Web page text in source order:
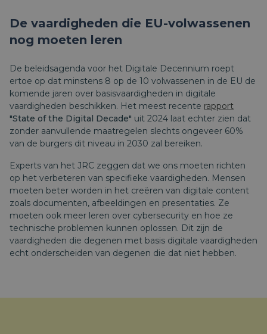
De vaardigheden die EU-volwassenen
nog moeten leren
De beleidsagenda voor het Digitale Decennium roept
ertoe op dat minstens 8 op de 10 volwassenen in de EU de
komende jaren over basisvaardigheden in digitale
vaardigheden beschikken. Het meest recente rapport
"State of the Digital Decade" uit 2024 laat echter zien dat
zonder aanvullende maatregelen slechts ongeveer 60%
van de burgers dit niveau in 2030 zal bereiken.
Experts van het JRC zeggen dat we ons moeten richten
op het verbeteren van specifieke vaardigheden. Mensen
moeten beter worden in het creëren van digitale content
zoals documenten, afbeeldingen en presentaties. Ze
moeten ook meer leren over cybersecurity en hoe ze
technische problemen kunnen oplossen. Dit zijn de
vaardigheden die degenen met basis digitale vaardigheden
echt onderscheiden van degenen die dat niet hebben.